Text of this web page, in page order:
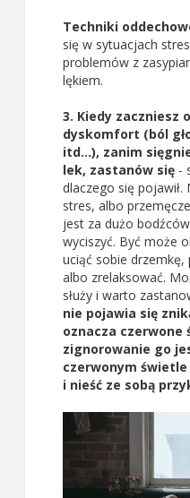
Techniki
się w sytuacjach
problemów z
lękiem.
3. Kiedy zaczniesz
dyskomfort (ból
itd...), zanim
lek, zastanów się -
dlaczego się
stres, albo
jest za dużo
wyciszyć. Być może
uciąć sobie drzemkę,
albo zrelaksować.
służy i warto
nie pojawia się
oznacza czerwone
zignorowanie go
czerwonym
i nieść ze sobą